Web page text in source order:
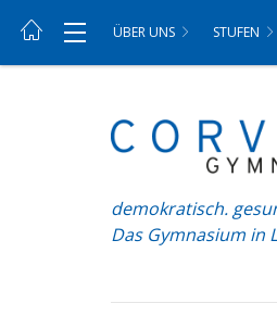
ÜBER UNS STUFEN
demokratisch.
Das Gymnasium in